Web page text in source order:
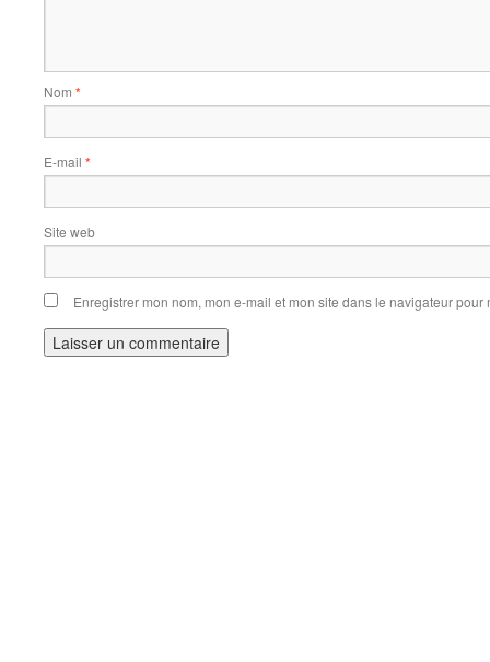
Nom *
E-mail *
Site web
Enregistrer mon nom, mon e-mail et mon site dans le navigateur